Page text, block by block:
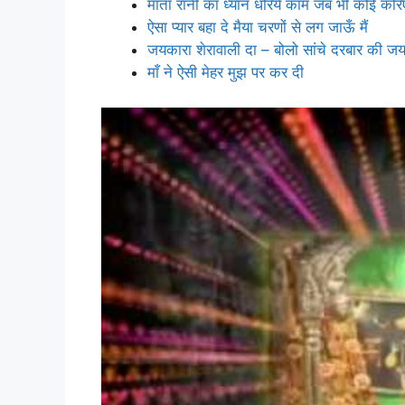
माता रानी का ध्यान धरिये काम जब भी कोई
ऐसा प्यार बहा दे मैया चरणों से लग जाऊँ मैं
जयकारा शेरावाली दा – बोलो सांचे दरबार की जय
माँ ने ऐसी मेहर मुझ पर कर दी